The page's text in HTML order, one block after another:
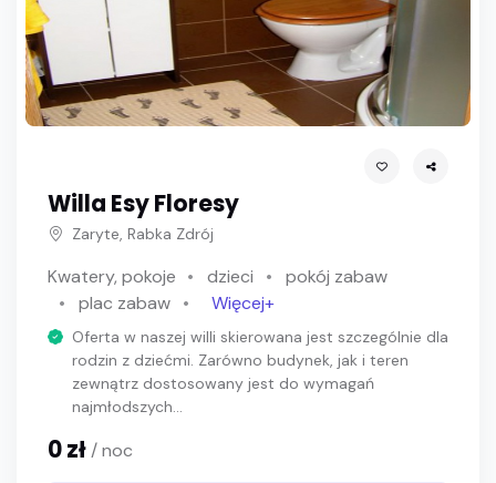
Willa Esy Floresy
Zaryte, Rabka Zdrój
Kwatery, pokoje dzieci
pokój zabaw
plac zabaw
Więcej+
Oferta w naszej willi skierowana jest szczególnie dla
rodzin z dziećmi. Zarówno budynek, jak i teren
zewnątrz dostosowany jest do wymagań
najmłodszych...
0 zł / noc